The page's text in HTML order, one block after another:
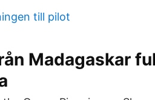
till pilot
Madagaskar